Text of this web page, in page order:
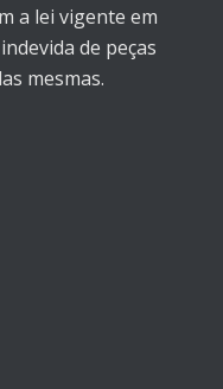
a lei vigente em
de peças
mesmas.